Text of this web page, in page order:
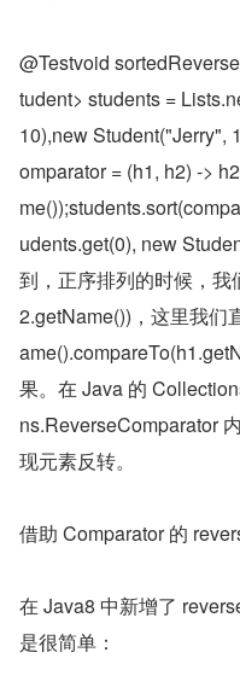
@Testvoid
tudent> students =
10),new Student("Jerry",
omparator = (h1, h2) ->
udents.get(0), new
到，正序排列的时候，我
2.getName())，这里我们
果。在 Java 的
ns.ReverseComparator
现元素反转。
借助 Comparator 的
在 Java8 中新增了
是很简单：